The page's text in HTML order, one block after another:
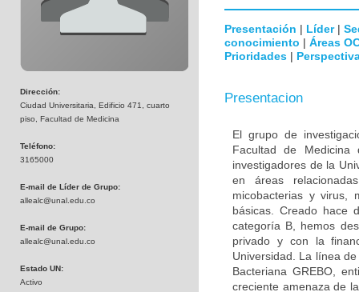
Dirección:
Ciudad Universitaria, Edificio 471, cuarto
piso, Facultad de Medicina
Teléfono:
3165000
E-mail de Líder de Grupo:
allealc@unal.edu.co
E-mail de Grupo:
allealc@unal.edu.co
Estado UN:
Activo
Presentación | Líder|
conocimiento | Áreas
Prioridades |
Presentacion
El grupo de
Facultad de
investigadores de la
en áreas
micobacterias y virus,
básicas. Creado hace
categoría B, hemos
privado y con la
Universidad. La línea
Bacteriana GREBO,
creciente amenaza de